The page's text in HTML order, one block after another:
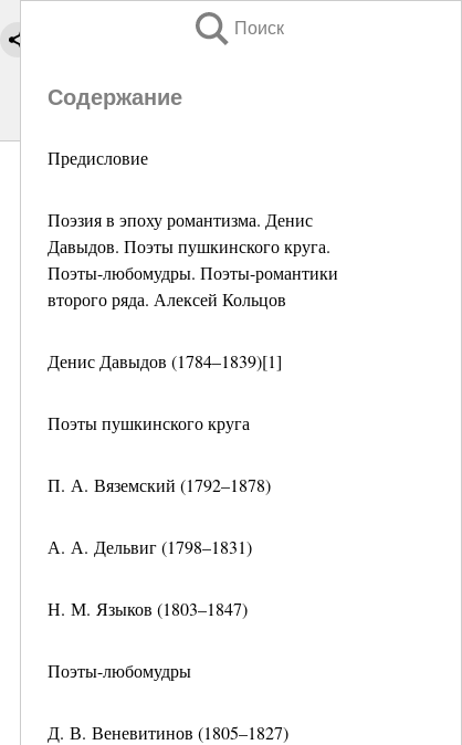
Поиск
Содержание
Предисловие
Поэзия в эпоху романтизма. Денис
Давыдов. Поэты пушкинского круга.
Поэты-любомудры. Поэты-романтики
второго ряда. Алексей Кольцов
Денис Давыдов (1784–1839)[1]
Поэты пушкинского круга
П. А. Вяземский (1792–1878)
А. А. Дельвиг (1798–1831)
Н. М. Языков (1803–1847)
Поэты-любомудры
Д. В. Веневитинов (1805–1827)